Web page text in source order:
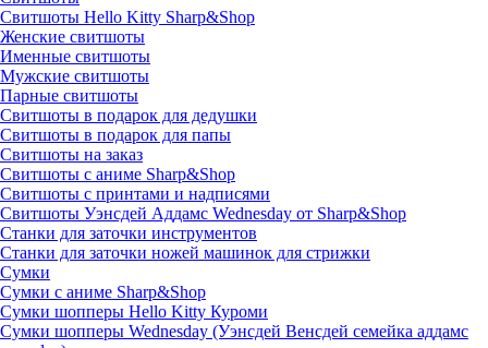
Cвитшоты Hello Kitty Sharp&Shop
Женские свитшоты
Именные свитшоты
Мужские свитшоты
Парные свитшоты
Свитшоты в подарок для дедушки
Свитшоты в подарок для папы
Свитшоты на заказ
Свитшоты с аниме Sharp&Shop
Свитшоты с принтами и надписями
Свитшоты Уэнсдей Аддамс Wednesday от Sharp&Shop
Станки для заточки инструментов
Станки для заточки ножей машинок для стрижки
Сумки
Сумки с аниме Sharp&Shop
Сумки шопперы Hello Kitty Куроми
Сумки шопперы Wednesday (Уэнсдей Венсдей семейка аддамс